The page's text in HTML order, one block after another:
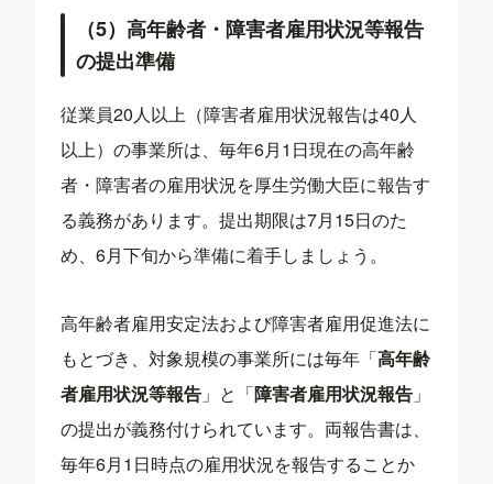
（5）高年齢者・障害者雇用状況等報告
の提出準備
従業員20人以上（障害者雇用状況報告は40人
以上）の事業所は、毎年6月1日現在の高年齢
者・障害者の雇用状況を厚生労働大臣に報告す
る義務があります。提出期限は7月15日のた
め、6月下旬から準備に着手しましょう。
高年齢者雇用安定法および障害者雇用促進法に
もとづき、対象規模の事業所には毎年「高年齢
者雇用状況等報告 」と「障害者雇用状況報告 」
の提出が義務付けられています。両報告書は、
毎年6月1日時点の雇用状況を報告することか